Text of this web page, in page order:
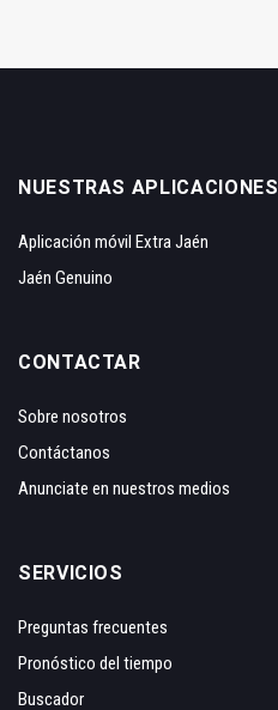
NUESTRAS APLICACIONES
Aplicación móvil Extra Jaén
Jaén Genuino
CONTACTAR
Sobre nosotros
Contáctanos
Anunciate en nuestros medios
SERVICIOS
Preguntas frecuentes
Pronóstico del tiempo
Buscador